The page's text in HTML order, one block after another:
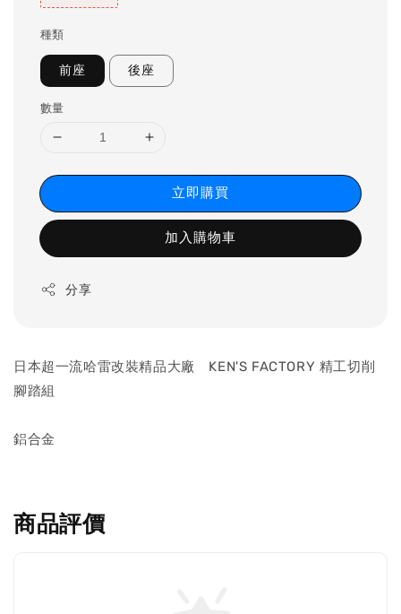
種類
前座 後座
數量
立即購買
加入購物車
分享
日本超一流哈雷改裝精品大廠 KEN'S FACTORY 精工切削
腳踏組
鋁合金
商品評價